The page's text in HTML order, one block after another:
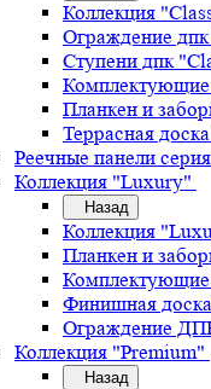
Коллекция
Ограждение
Ступени дпк
Планкен и
Террасная
Реечные панели
Коллекция "Luxury"
Назад
Коллекция
Планкен и
Финишная
Ограждение
Коллекция "Premium"
Назад